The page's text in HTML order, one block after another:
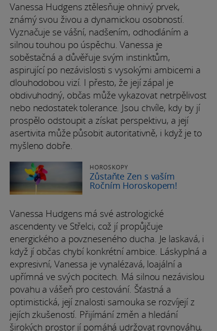
Vanessa Hudgens ztělesňuje ohnivý prvek,
známý svou živou a dynamickou osobností.
Vyznačuje se vášní, nadšením, odhodláním a
silnou touhou po úspěchu. Vanessa je
soběstačná a důvěřuje svým instinktům,
aspirující po nezávislosti s vysokými ambicemi a
dlouhodobou vizí. I přesto, že její zápal je
obdivuhodný, občas může vykazovat netrpělivost
nebo nedostatek tolerance. Jsou chvíle, kdy by jí
prospělo odstoupit a získat perspektivu, a její
asertivita může působit autoritativně, i když je to
myšleno dobře.
HOROSKOPY
Zůstaňte Zen s vaším
Ročním Horoskopem!
Vanessa Hudgens má své astrologické
ascendenty ve Střelci, což jí propůjčuje
energického a povzneseného ducha. Je laskavá, i
když jí občas chybí konkrétní ambice. Láskyplná a
expresivní, Vanessa je vynalézavá, loajální a
upřímná ve svých pocitech. Má silnou nezávislou
povahu a vášeň pro cestování. Šťastná a
optimistická, její znalosti samouka se rozvíjejí z
jejích zkušeností. Přijímání změn a hledání
širokých prostor jí pomáhá udržovat rovnováhu,